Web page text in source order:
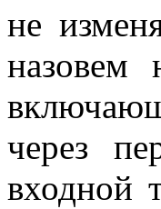
не
назовем
через
входной